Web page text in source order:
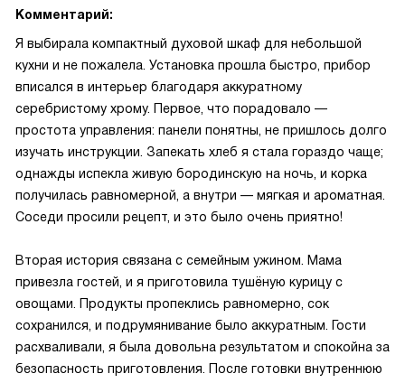
Комментарий:
Я выбирала компактный духовой шкаф для небольшой
кухни и не пожалела. Установка прошла быстро, прибор
вписался в интерьер благодаря аккуратному
серебристому хрому. Первое, что порадовало —
простота управления: панели понятны, не пришлось долго
изучать инструкции. Запекать хлеб я стала гораздо чаще;
однажды испекла живую бородинскую на ночь, и корка
получилась равномерной, а внутри — мягкая и ароматная.
Соседи просили рецепт, и это было очень приятно!
Вторая история связана с семейным ужином. Мама
привезла гостей, и я приготовила тушёную курицу с
овощами. Продукты пропеклись равномерно, сок
сохранился, и подрумянивание было аккуратным. Гости
расхваливали, я была довольна результатом и спокойна за
безопасность приготовления. После готовки внутреннюю